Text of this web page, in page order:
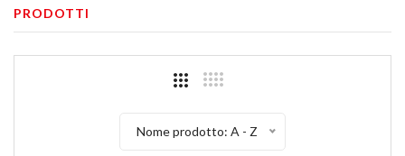
PRODOTTI
Nome prodotto: A - Z